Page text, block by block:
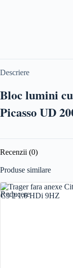
Descriere
Bloc lumini
Picasso UD
Recenzii (0)
Produse similare
Reducere